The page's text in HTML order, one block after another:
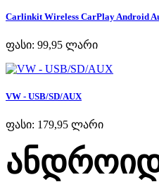
Carlinkit Wireless CarPlay Android
ფასი: 99,95 ლარი
VW - USB/SD/AUX
ფასი: 179,95 ლარი
ანდროიდ